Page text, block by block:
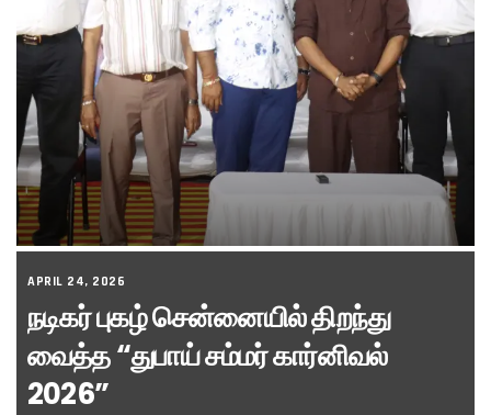
APRIL 24, 2026
நடிகர் புகழ் சென்னையில் திறந்து
வைத்த “துபாய் சம்மர் கார்னிவல்
2026”